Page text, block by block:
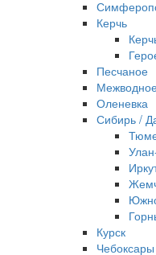
Керчь
Песчаное
Оленевка
Сибирь /
Курск
Чебоксары